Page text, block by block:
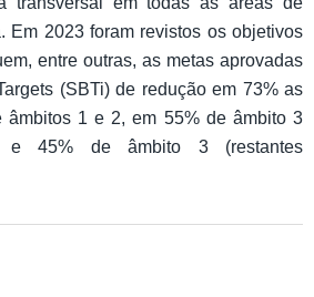
Em 2023 foram revistos os objetivos
entre outras, as metas aprovadas
(SBTi) de redução em 73% as
âmbitos 1 e 2, em 55% de âmbito 3
e 45% de âmbito 3 (restantes